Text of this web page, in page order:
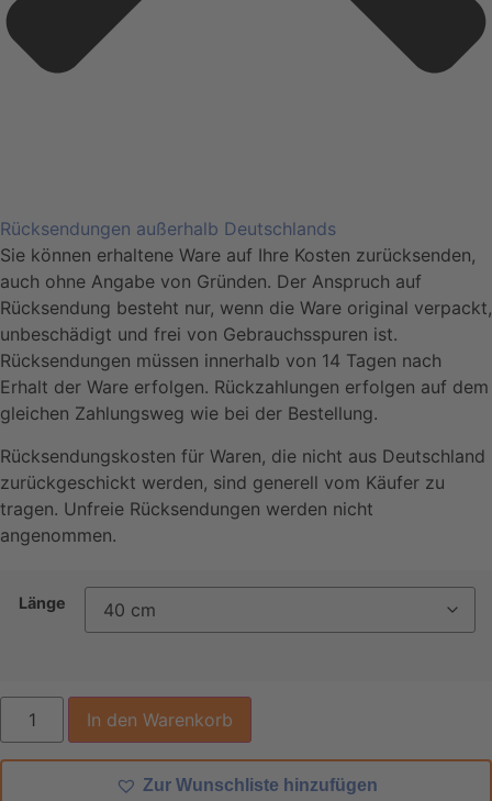
Rücksendungen außerhalb Deutschlands
Sie können erhaltene Ware auf Ihre Kosten zurücksenden,
auch ohne Angabe von Gründen. Der Anspruch auf
Rücksendung besteht nur, wenn die Ware original verpackt,
unbeschädigt und frei von Gebrauchsspuren ist.
Rücksendungen müssen innerhalb von 14 Tagen nach
Erhalt der Ware erfolgen. Rückzahlungen erfolgen auf dem
gleichen Zahlungsweg wie bei der Bestellung.
Rücksendungskosten für Waren, die nicht aus Deutschland
zurückgeschickt werden, sind generell vom Käufer zu
tragen. Unfreie Rücksendungen werden nicht
angenommen.
Länge
Klapphalter
Twinstar
Mopphalter
40
In den Warenkorb
Zur Wunschliste hinzufügen